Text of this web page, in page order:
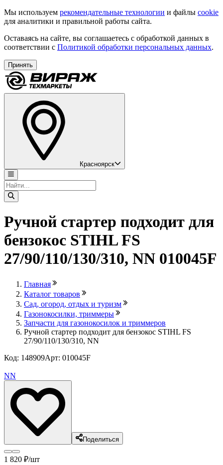
Мы используем рекомендательные технологии и файлы cookie
для аналитики и правильной работы сайта.
Оставаясь на сайте, вы соглашаетесь с обработкой данных в
соответствии с Политикой обработки персональных данных.
Принять
Красноярск
Ручной стартер подходит для
бензокос STIHL FS
27/90/110/130/310, NN 010045F
Главная
Каталог товаров
Сад, огород, отдых и туризм
Газонокосилки, триммеры
Запчасти для газонокосилок и триммеров
Ручной стартер подходит для бензокос STIHL FS
27/90/110/130/310, NN
Код: 148909Арт: 010045F
NN
Поделиться
1 820 ₽/шт